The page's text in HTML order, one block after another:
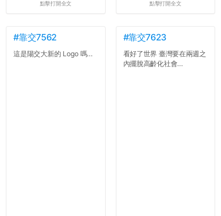
點擊打開全文 點擊打開全文
#靠交7562
這是陽交大新的 Logo 嗎...
#靠交7623
看好了世界 臺灣要在兩週之
內擺脫高齡化社會...